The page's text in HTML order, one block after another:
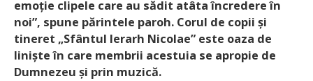
emoție clipele care au sădit atâta încredere în
noi”, spune părintele paroh. Corul de copii și
tineret „Sfântul Ierarh Nicolae” este oaza de
liniște în care membrii acestuia se apropie de
Dumnezeu și prin muzică.